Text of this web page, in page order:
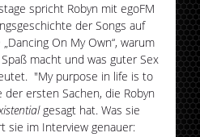
spricht Robyn mit egoFM
der Songs auf
On My Own“, warum
macht und was guter Sex
"My purpose in life is to
der ersten Sachen, die Robyn
gesagt hat. Was sie
sie im Interview genauer: